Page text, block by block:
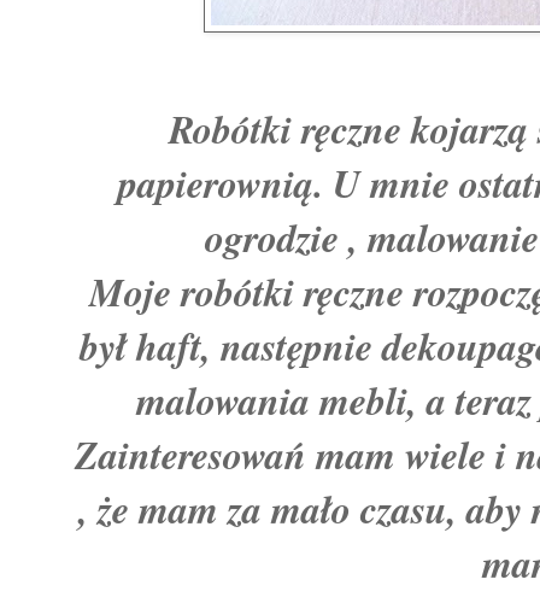
Robótki ręczne
papierownią. U mnie
ogrodzie ,
Moje robótki ręczne
był haft, następnie
malowania mebli, a
Zainteresowań mam wiele i
, że mam za mało czasu,